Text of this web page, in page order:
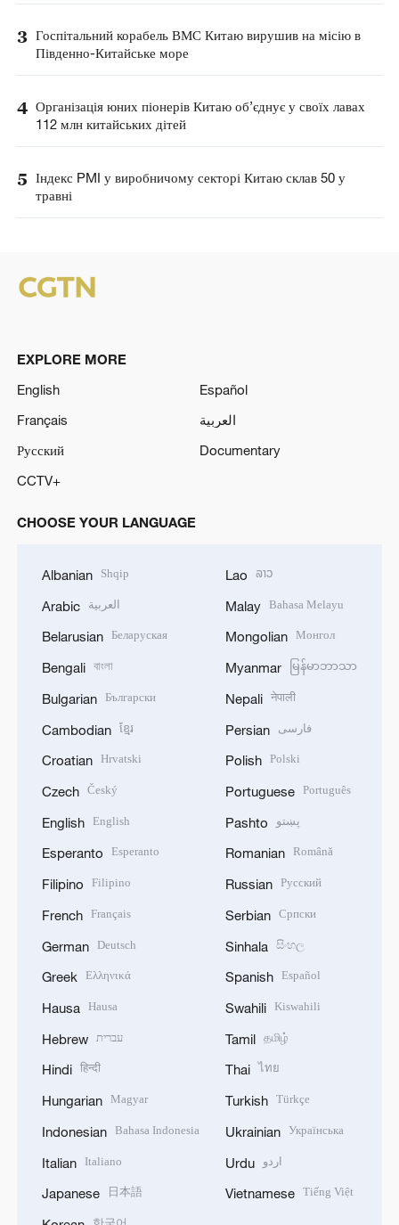
3 Госпітальний корабель ВМС Китаю вирушив на місію в
Південно-Китайське море
4 Організація юних піонерів Китаю об’єднує у своїх лавах
112 млн китайських дітей
5 Індекс PMI у виробничому секторі Китаю склав 50 у
травні
EXPLORE MORE
English
Español
Français
العربية
Русский
Documentary
CCTV+
CHOOSE YOUR LANGUAGE
Albanian Shqip
Arabic العربية
Belarusian Беларуская
Bengali বাংলা
Bulgarian Български
Cambodian ខ្មែរ
Croatian Hrvatski
Czech Český
English English
Esperanto Esperanto
Filipino Filipino
French Français
German Deutsch
Greek Ελληνικά
Hausa Hausa
Hebrew עברית
Hindi हिन्दी
Hungarian Magyar
Indonesian Bahasa Indonesia
Italian Italiano
Japanese 日本語
Lao ລາວ
Malay Bahasa Melayu
Mongolian Монгол
Myanmar မြန်မာဘာသာ
Nepali नेपाली
Persian فارسی
Polish Polski
Portuguese Português
Pashto پښتو
Romanian Română
Russian Русский
Serbian Српски
Sinhala සිංහල
Spanish Español
Swahili Kiswahili
Tamil தமிழ்
Thai ไทย
Turkish Türkçe
Ukrainian Українська
Urdu اردو
Vietnamese Tiếng Việt